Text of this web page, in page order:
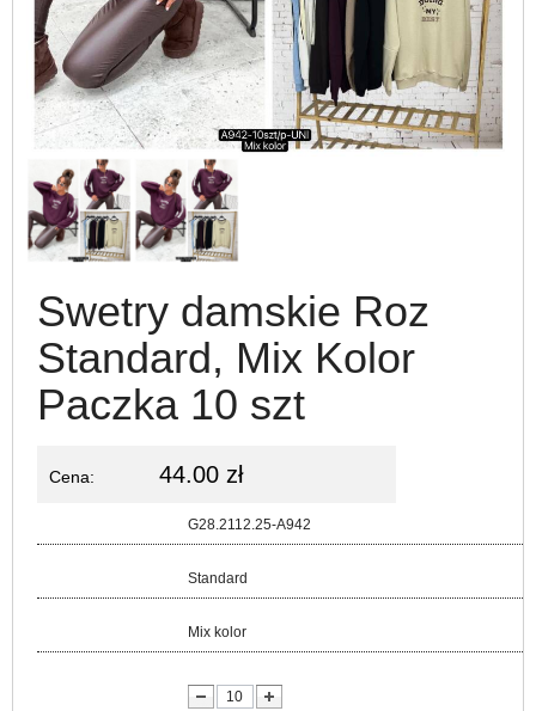
Swetry damskie Roz
Standard, Mix Kolor
Paczka 10 szt
Cena: 44.00 zł
G28.2112.25-A942
Standard
Mix kolor